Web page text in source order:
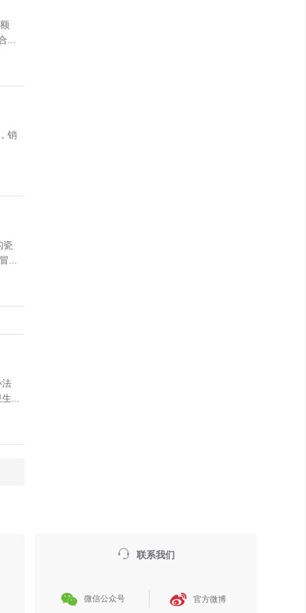
...
销
瓷
...
法
...
 联系我们
 微信公众号  官方微博